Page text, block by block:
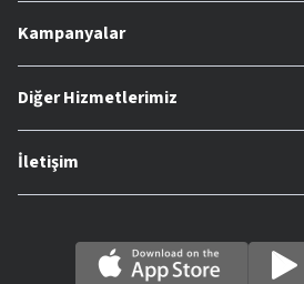
Kampanyalar
Diğer Hizmetlerimiz
İletişim